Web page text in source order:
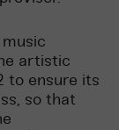
artistic
to ensure its
so that